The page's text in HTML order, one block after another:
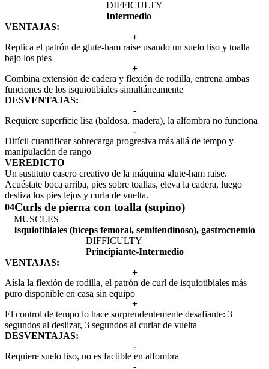
DIFFICULTY
Intermedio
VENTAJAS:
+
Replica el patrón de glute-ham raise usando un suelo liso y toalla
bajo los pies
+
Combina extensión de cadera y flexión de rodilla, entrena ambas
funciones de los isquiotibiales simultáneamente
DESVENTAJAS:
-
Requiere superficie lisa (baldosa, madera), la alfombra no funciona
-
Difícil cuantificar sobrecarga progresiva más allá de tempo y
manipulación de rango
VEREDICTO
Un sustituto casero creativo de la máquina glute-ham raise.
Acuéstate boca arriba, pies sobre toallas, eleva la cadera, luego
desliza los pies lejos y curla de vuelta.
04Curls de pierna con toalla (supino)
MUSCLES
Isquiotibiales (bíceps femoral, semitendinoso), gastrocnemio
DIFFICULTY
Principiante-Intermedio
VENTAJAS:
+
Aísla la flexión de rodilla, el patrón de curl de isquiotibiales más
puro disponible en casa sin equipo
+
El control de tempo lo hace sorprendentemente desafiante: 3
segundos al deslizar, 3 segundos al curlar de vuelta
DESVENTAJAS:
-
Requiere suelo liso, no es factible en alfombra
-